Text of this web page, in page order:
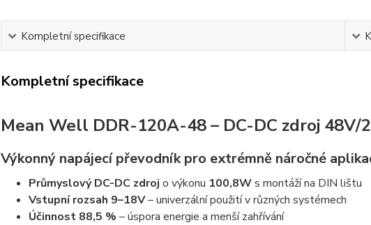
Kompletní specifikace
Kompletní specifikace
Mean Well DDR-120A-48 – DC-DC zdroj 48V/
Výkonný napájecí převodník pro extrémně náročné
Průmyslový DC-DC zdroj o výkonu 100,8Ws montáží na DIN lištu
Vstupní rozsah 9–18V– univerzální použití v různých systémech
Účinnost 88,5 % – úspora energie a menší zahřívání